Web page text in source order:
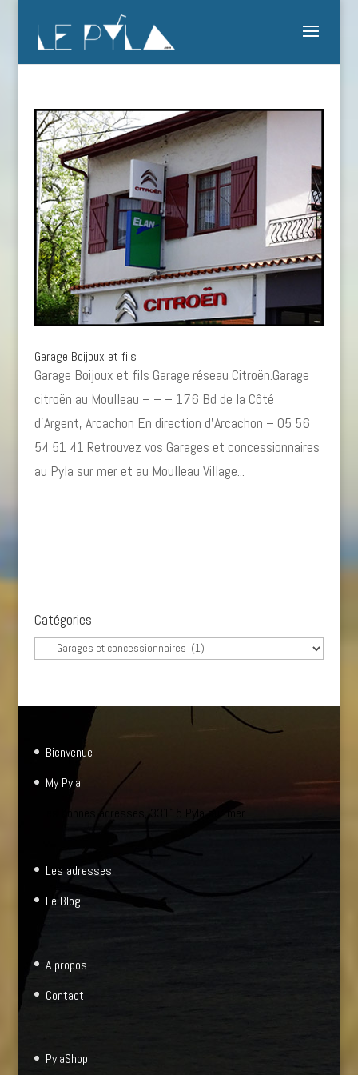
Garage Boijoux et fils
Garage Boijoux et fils Garage réseau Citroën.Garage
citroën au Moulleau – – – 176 Bd de la Côté
d’Argent, Arcachon En direction d’Arcachon – 05 56
54 51 41 Retrouvez vos Garages et concessionnaires
au Pyla sur mer et au Moulleau Village...
Catégories
Catégories
Bienvenue
My Pyla
Les bonnes adresses, 33115 Pyla sur mer
Les adresses
Le Blog
A propos
Contact
PylaShop